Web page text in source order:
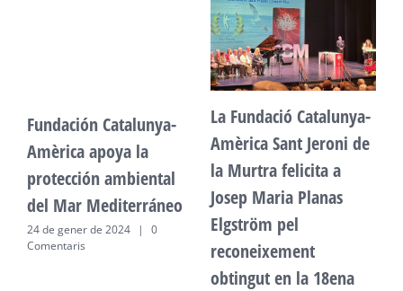
Fundación Catalunya-
Amèrica apoya la
protección ambiental
del Mar Mediterráneo
24 de gener de 2024 |
0
Comentaris
La Fundació Catalunya-
Amèrica Sant Jeroni de
la Murtra felicita a
Josep Maria Planas
Elgström pel
reconeixement
obtingut en la 18ena